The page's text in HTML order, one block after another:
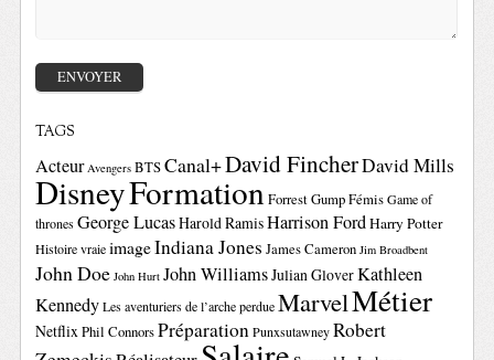
TAGS
Acteur Avengers BTSCanal+David FincherDavid Mills
DisneyFormationForrest GumpFémis Game of
thrones George LucasHarold RamisHarrison FordHarry Potter
Histoire vraie imageIndiana Jones James Cameron Jim Broadbent
John Doe John Hurt John WilliamsJulian GloverKathleen
Kennedy Les aventuriers de l’arche perdue MarvelMétier
NetflixPhil ConnorsPréparation Punxsutawney Robert